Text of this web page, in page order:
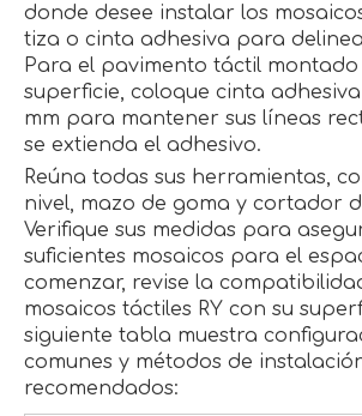
donde desee instalar los
tiza o cinta adhesiva para
Para el pavimento táctil montado
superficie, coloque cinta
mm para mantener sus líneas
se extienda el adhesivo.
Reúna todas sus herramientas,
nivel, mazo de goma y cortador
Verifique sus medidas para
suficientes mosaicos para el
comenzar, revise la
mosaicos táctiles RY con su
siguiente tabla muestra
comunes y métodos de
recomendados: